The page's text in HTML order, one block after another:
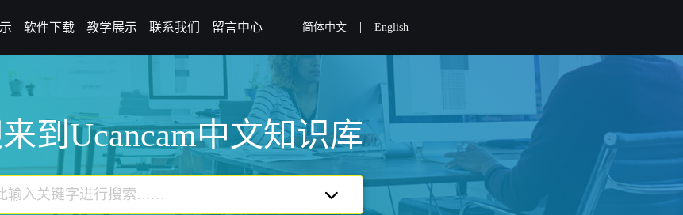
软件下载 教学展示 联系我们 留言中心 简体中文 |English
到Ucancam中文知识库